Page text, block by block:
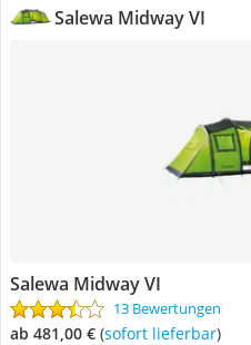
Salewa Midway VI
Salewa Midway VI
13 Bewertungen
ab 481,00 € ( Sofort lieferbar)